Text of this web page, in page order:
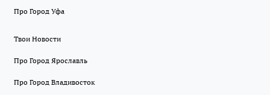
Про Город Уфа
Твои Новости
Про Город Ярославль
Про Город Владивосток